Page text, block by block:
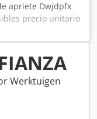
apriete Dwjdpfx
precio unitario
Werktuigen